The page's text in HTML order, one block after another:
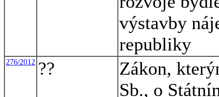
výstavby
republiky
276/2012 ??
Zákon,
Sb., o